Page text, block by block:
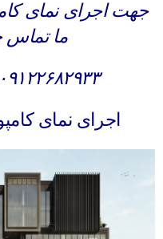
جهت اجرای نمای
ما تماس
۰۹۱۲۲۶۸۲۹۳۳
اجرای نمای